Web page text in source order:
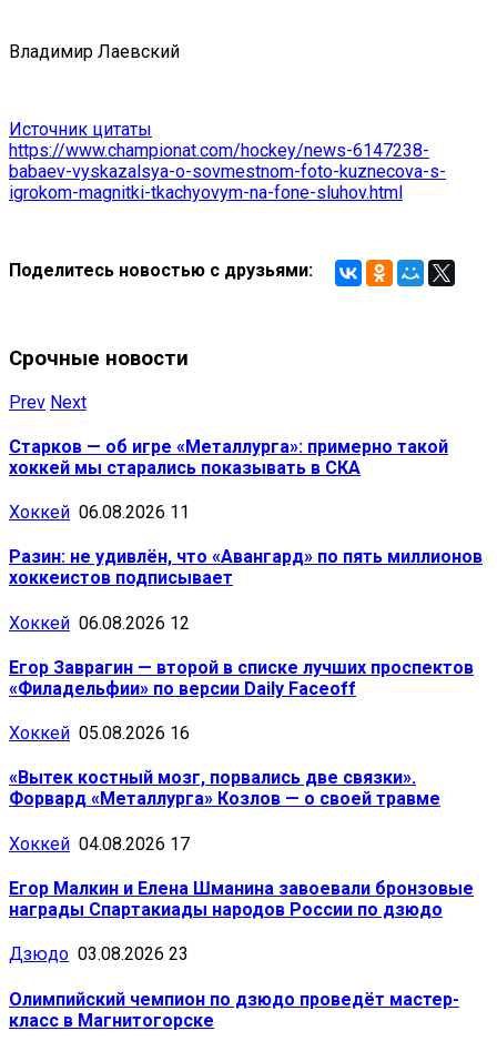
Владимир Лаевский
Источник цитаты
https://www.championat.com/hockey/news-6147238-
babaev-vyskazalsya-o-sovmestnom-foto-kuznecova-s-
igrokom-magnitki-tkachyovym-na-fone-sluhov.html
Поделитесь новостью с друзьями:
Срочные новости
Prev Next
Старков — об игре «Металлурга»: примерно такой
хоккей мы старались показывать в СКА
Хоккей 06.08.2026 11
Разин: не удивлён, что «Авангард» по пять миллионов
хоккеистов подписывает
Хоккей 06.08.2026 12
Егор Заврагин — второй в списке лучших проспектов
«Филадельфии» по версии Daily Faceoff
Хоккей 05.08.2026 16
«Вытек костный мозг, порвались две связки».
Форвард «Металлурга» Козлов — о своей травме
Хоккей 04.08.2026 17
Егор Малкин и Елена Шманина завоевали бронзовые
награды Спартакиады народов России по дзюдо
Дзюдо 03.08.2026 23
Олимпийский чемпион по дзюдо проведёт мастер-
класс в Магнитогорске